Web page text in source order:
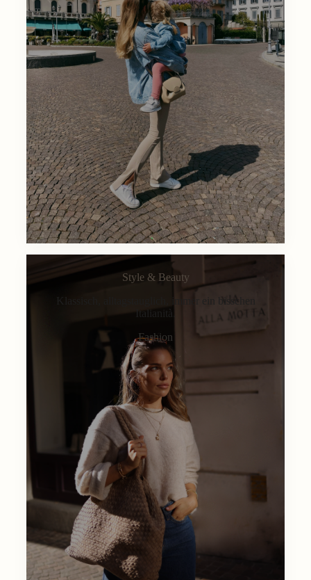
Style & Beauty
Klassisch, alltagstauglich, immer ein bisschen
Italianità.
Fashion